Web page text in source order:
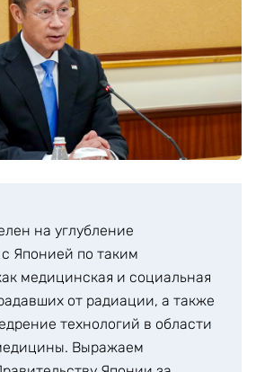
на углубление
Японией по таким
медицинская и социальная
от радиации, а также
технологий в области
Выражаем